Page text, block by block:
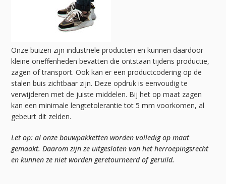
Onze buizen zijn industriële producten en kunnen daardoor
kleine oneffenheden bevatten die ontstaan tijdens productie,
zagen of transport. Ook kan er een productcodering op de
stalen buis zichtbaar zijn. Deze opdruk is eenvoudig te
verwijderen met de juiste middelen. Bij het op maat zagen
kan een minimale lengtetolerantie tot 5 mm voorkomen, al
gebeurt dit zelden.
Let op: al onze bouwpakketten worden volledig op maat
gemaakt. Daarom zijn ze uitgesloten van het herroepingsrecht
en kunnen ze niet worden geretourneerd of geruild.